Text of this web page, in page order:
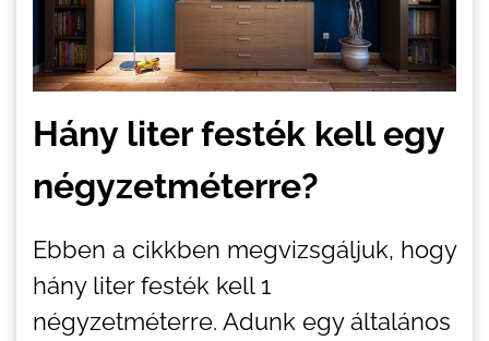
Hány liter festék kell egy
négyzetméterre?
Ebben a cikkben megvizsgáljuk, hogy
hány liter festék kell 1
négyzetméterre. Adunk egy általános